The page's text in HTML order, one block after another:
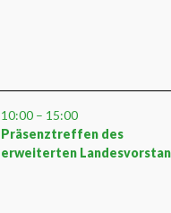
10:00 – 15:00
Präsenztreffen des
erweiterten